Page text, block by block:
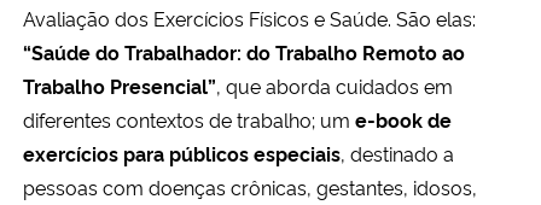
Avaliação dos Exercícios Físicos e Saúde. São elas:
“Saúde do Trabalhador: do Trabalho Remoto ao
Trabalho Presencial”, que aborda cuidados em
diferentes contextos de trabalho; um e-book de
exercícios para públicos especiais, destinado a
pessoas com doenças crônicas, gestantes, idosos,